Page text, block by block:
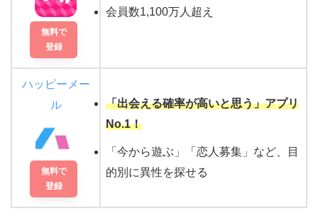
無料で
登録
会員数1,100万人超え
ハッピーメー
ル
無料で
登録
「出会える確率が高いと思う」アプリ
No.1！
「今から遊ぶ」「恋人募集」など、目
的別に異性を探せる